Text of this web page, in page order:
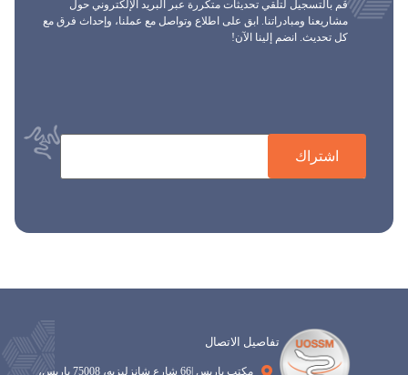
قم بالتسجيل لتلقي تحديثات متكررة عبر البريد الإلكتروني حول
مشاريعنا ومبادراتنا. ابق على اطلاع وتواصل مع عملنا، وإحداث فرق مع
كل تحديث. انضم إلينا الآن!
اشتراك
تفاصيل الاتصال
مكتب باريس |66 شارع شانزليزيه، 75008 باريس،